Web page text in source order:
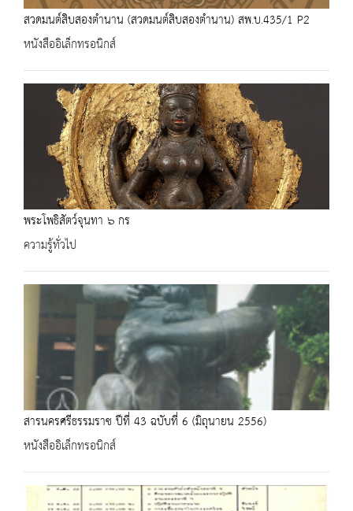
สวดมนต์สิบสองตำนาน (สวดมนต์สิบสองตำนาน) สพ.บ.435/1 P2
หนังสืออิเล็กทรอนิกส์
พระโพธิสัตว์จุนทา ๖ กร
ความรู้ทั่วไป
สารนครศรีธรรมราช ปีที่ 43 ฉบับที่ 6 (มิถุนายน 2556)
หนังสืออิเล็กทรอนิกส์